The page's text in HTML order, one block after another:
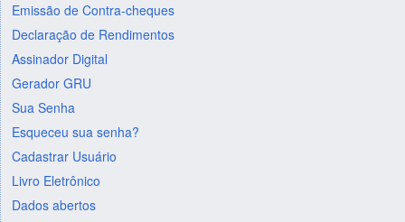
Emissão de Contra-cheques
Declaração de Rendimentos
Assinador Digital
Gerador GRU
Sua Senha
Esqueceu sua senha?
Cadastrar Usuário
Livro Eletrônico
Dados abertos